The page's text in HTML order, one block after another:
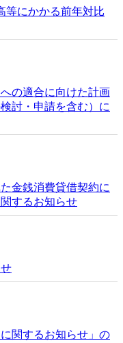
等にかかる前年対比
の適合に向けた計画
討・申請を含む）に
金銭消費貸借契約に
するお知らせ
関するお知らせ」の